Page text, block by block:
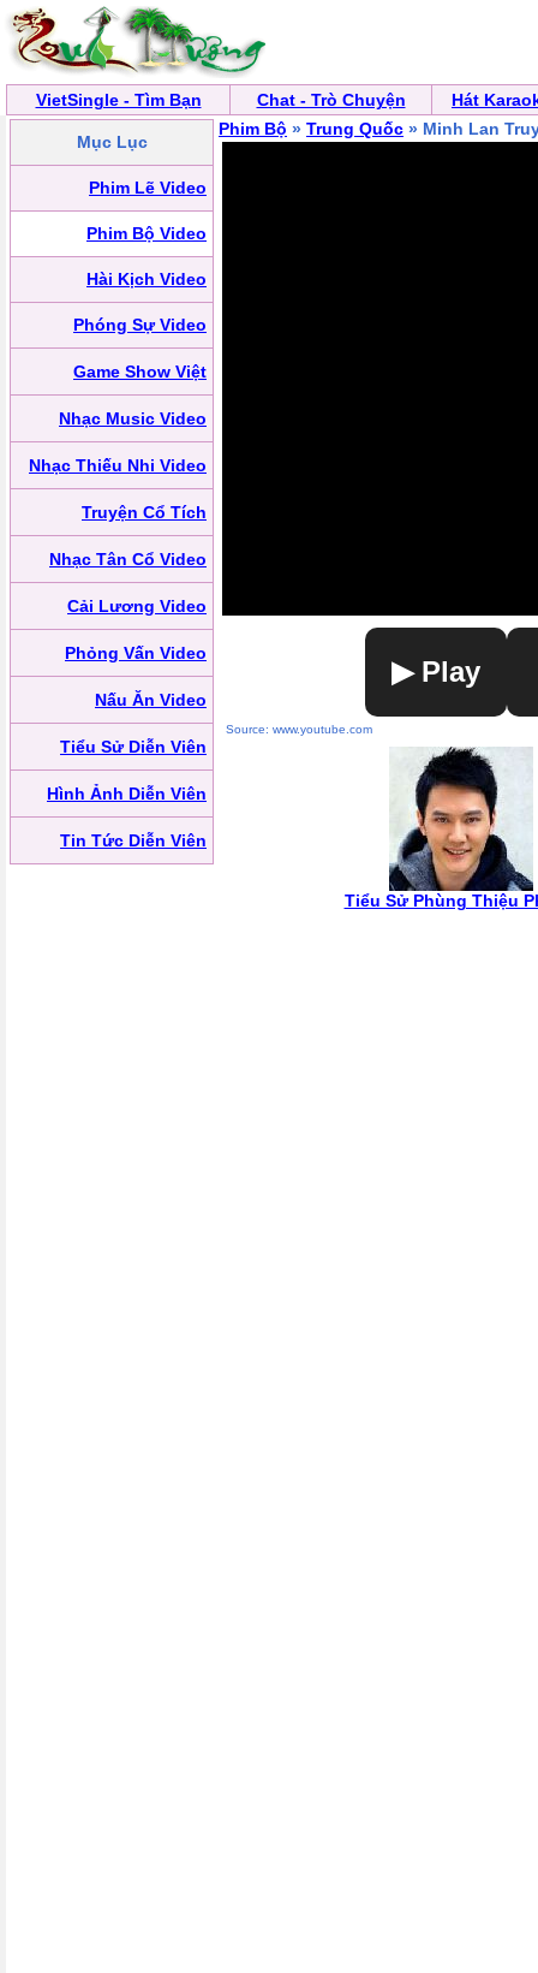
VietSingle - Tìm Bạn Chat - Trò Chuyện Hát
Mục Lục
Phim Lẽ Video
Phim Bộ Video
Hài Kịch Video
Phóng Sự Video
Game Show Việt
Nhạc Music Video
Nhạc Thiếu Nhi Video
Truyện Cổ Tích
Nhạc Tân Cổ Video
Cải Lương Video
Phỏng Vấn Video
Nấu Ăn Video
Tiểu Sử Diễn Viên
Hình Ảnh Diễn Viên
Tin Tức Diễn Viên
Phim Bộ » Trung Quốc » Minh Lan
▶ Play
Source: www.youtube.com
Tiểu Sử Phùng Thiệu